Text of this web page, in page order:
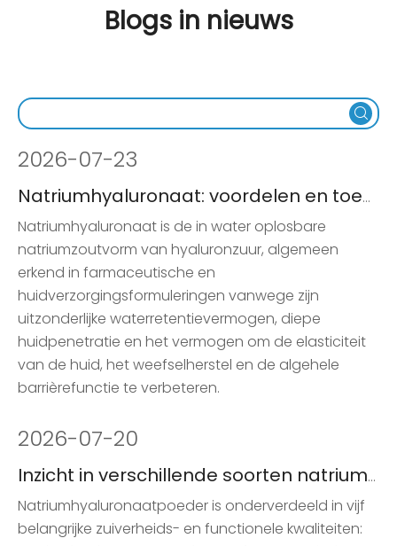
Blogs in nieuws
2026-07-23
Natriumhyaluronaat: voordelen en toepassingen in huidverzorging
Natriumhyaluronaat is de in water oplosbare
natriumzoutvorm van hyaluronzuur, algemeen
erkend in farmaceutische en
huidverzorgingsformuleringen vanwege zijn
uitzonderlijke waterretentievermogen, diepe
huidpenetratie en het vermogen om de elasticiteit
van de huid, het weefselherstel en de algehele
barrièrefunctie te verbeteren.
2026-07-20
Inzicht in verschillende soorten natriumhyaluronaatpoeder
Natriumhyaluronaatpoeder is onderverdeeld in vijf
belangrijke zuiverheids- en functionele kwaliteiten: